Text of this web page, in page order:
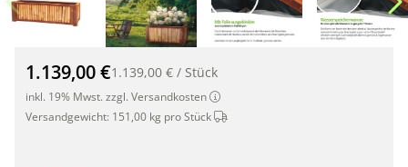
Hochwertiges Hochbeet aus Bambus und Cortenstahl, 120 x
1.139,00 €1.139,00 € / Stück
inkl. 19% Mwst. zzgl. Versandkosten
Versandgewicht: 151,00 kg pro Stück Dieser Artikel wird per Spedition